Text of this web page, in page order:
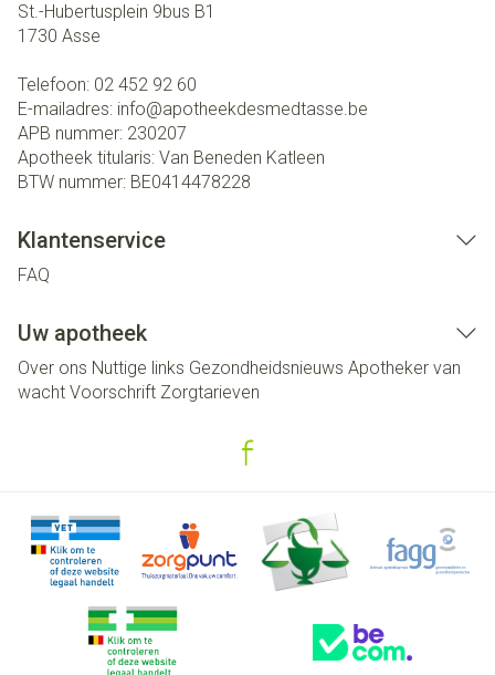
St.-Hubertusplein 9bus B1
1730 Asse
Telefoon: 02 452 92 60
E-mailadres: info@apotheekdesmedtasse.be
APB nummer: 230207
Apotheek titularis: Van Beneden Katleen
BTW nummer: BE0414478228
Klantenservice
FAQ
Uw apotheek
Over ons Nuttige links Gezondheidsnieuws Apotheker van
wacht Voorschrift Zorgtarieven